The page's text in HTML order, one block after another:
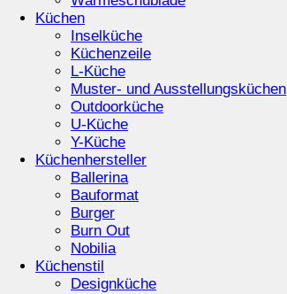
Küchen
Inselküche
Küchenzeile
L-Küche
Muster- und Ausstellungsküchen
Outdoorküche
U-Küche
Y-Küche
Küchenhersteller
Ballerina
Bauformat
Burger
Burn Out
Nobilia
Küchenstil
Designküche